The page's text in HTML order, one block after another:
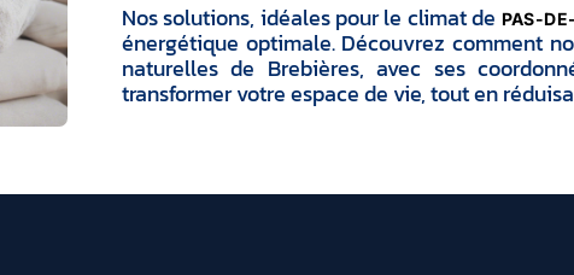
Nos solutions, idéales pour le climat de PAS-
énergétique optimale. Découvrez comment
naturelles de Brebières, avec ses
transformer votre espace de vie, tout en